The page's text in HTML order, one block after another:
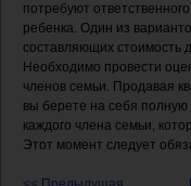
потребуют
ребенка. Один из
составляющих стоимость
Необходимо провести
членов семьи. Продавая
вы берете на себя полную
каждого члена семьи,
Этот момент следует